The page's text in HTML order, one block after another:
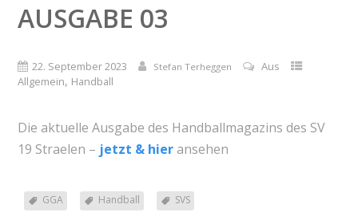
AUSGABE 03
22. September 2023 Stefan Terheggen
Aus
Allgemein, Handball
Die aktuelle Ausgabe des Handballmagazins des SV
19 Straelen – jetzt &hieransehen
GGA Handball SVS